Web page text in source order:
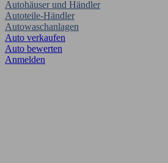
Autohäuser und Händler
Autoteile-Händler
Autowaschanlagen
Auto verkaufen
Auto bewerten
Anmelden